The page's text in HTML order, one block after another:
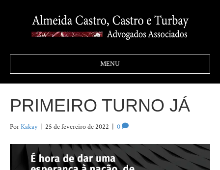
MENU
PRIMEIRO TURNO JÁ
PorKakay | 25 de fevereiro de 2022 | 0